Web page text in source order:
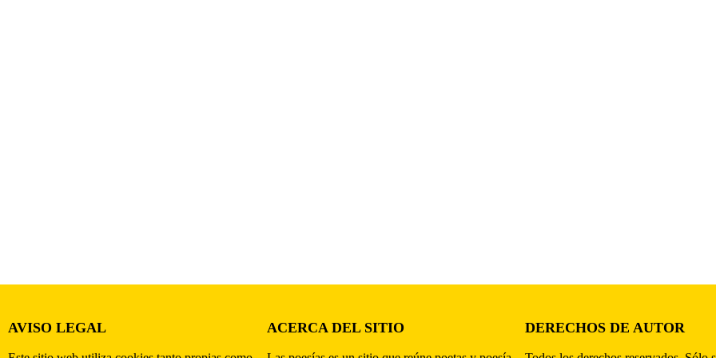
AVISO LEGAL ACERCA DEL SITIO DERECHOS DE AUTOR